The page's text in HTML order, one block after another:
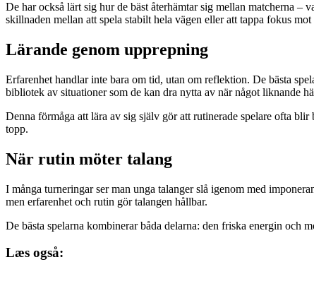
De har också lärt sig hur de bäst återhämtar sig mellan matcherna –
skillnaden mellan att spela stabilt hela vägen eller att tappa fokus mot
Lärande genom upprepning
Erfarenhet handlar inte bara om tid, utan om reflektion. De bästa
bibliotek av situationer som de kan dra nytta av när något liknande
Denna förmåga att lära av sig själv gör att rutinerade spelare ofta
topp.
När rutin möter talang
I många turneringar ser man unga talanger slå igenom med
men erfarenhet och rutin gör talangen hållbar.
De bästa spelarna kombinerar båda delarna: den friska energin och
Læs også: